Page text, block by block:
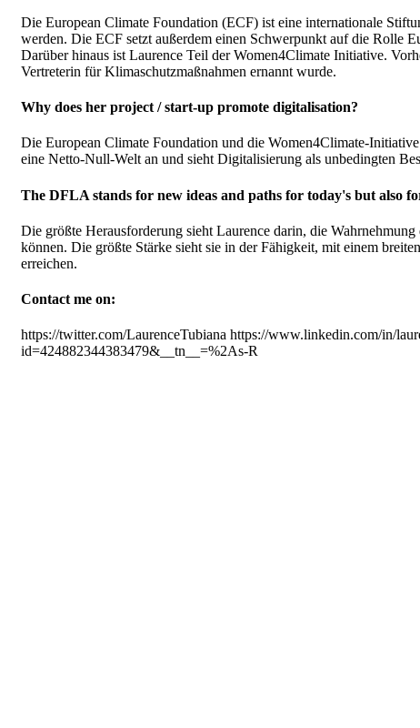
Die European Climate Foundation (ECF) ist eine internationale
werden. Die ECF setzt außerdem einen Schwerpunkt auf die Rolle
Darüber hinaus ist Laurence Teil der Women4Climate Initiative.
Vertreterin für Klimaschutzmaßnahmen ernannt wurde.
Why does her project / start-up promote digitalisation?
Die European Climate Foundation und die Women4Climate-
eine Netto-Null-Welt an und sieht Digitalisierung als unbedingten
The DFLA stands for new ideas and paths for today's but also
Die größte Herausforderung sieht Laurence darin, die
können. Die größte Stärke sieht sie in der Fähigkeit, mit einem
erreichen.
Contact me on:
https://twitter.com/LaurenceTubiana https://www.linkedin.com/in/
id=424882344383479&__tn__=%2As-R